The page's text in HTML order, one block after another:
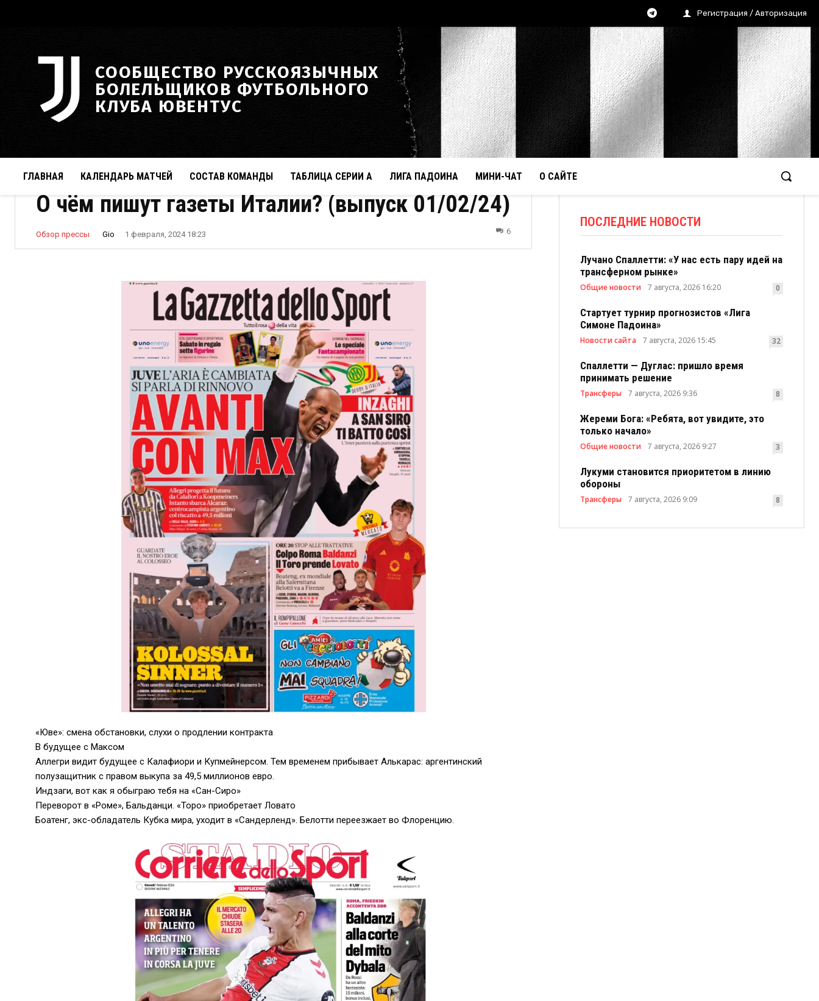
Регистрация / Авторизация
СООБЩЕСТВО РУССКОЯЗЫЧНЫХ
БОЛЕЛЬЩИКОВ ФУТБОЛЬНОГО
КЛУБА ЮВЕНТУС
ГЛАВНАЯ КАЛЕНДАРЬ МАТЧЕЙ СОСТАВ КОМАНДЫ ТАБЛИЦА СЕРИИ А ЛИГА ПАДОИНА МИНИ-ЧАТ О САЙТЕ
О чём пишут газеты Италии? (выпуск 01/02/24)
Обзор прессы Gio 1 февраля, 2024 18:23 6
«Юве»: смена обстановки, слухи о продлении контракта
В будущее с Максом
Аллегри видит будущее с Калафиори и Купмейнерсом. Тем временем прибывает Алькарас: аргентинский
полузащитник с правом выкупа за 49,5 миллионов евро.
Индзаги, вот как я обыграю тебя на «Сан-Сиро»
Переворот в «Роме», Бальданци. «Торо» приобретает Ловато
Боатенг, экс-обладатель Кубка мира, уходит в «Сандерленд». Белотти переезжает во Флоренцию.
ПОСЛЕДНИЕ НОВОСТИ
Лучано Спаллетти: «У нас есть пару идей на
трансферном рынке»
Общие новости 7 августа, 2026 16:20 0
Стартует турнир прогнозистов «Лига
Симоне Падоина»
Новости сайта 7 августа, 2026 15:45 32
Спаллетти — Дуглас: пришло время
принимать решение
Трансферы 7 августа, 2026 9:36 8
Жереми Бога: «Ребята, вот увидите, это
только начало»
Общие новости 7 августа, 2026 9:27 3
Лукуми становится приоритетом в линию
обороны
Трансферы 7 августа, 2026 9:09 8